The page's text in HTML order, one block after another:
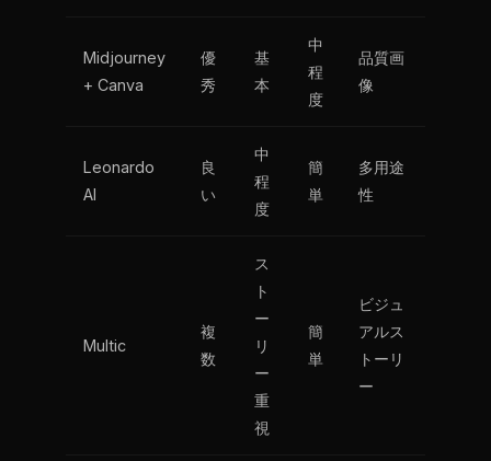
Midjourney
+ Canva
優
秀
基
本
中
程
度
品質画
像
Leonardo
AI
良
い
中
程
度
簡
単
多用途
性
Multic
複
数
ス
ト
ー
リ
ー
重
視
簡
単
ビジュ
アルス
トーリ
ー